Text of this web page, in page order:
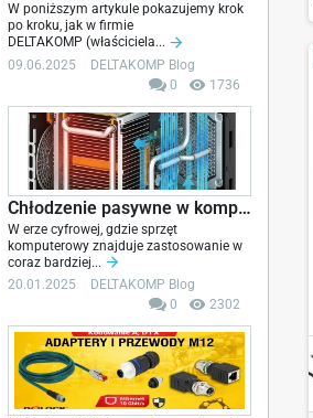
W poniższym artykule pokazujemy krok
po kroku, jak w firmie
DELTAKOMP (właściciela...
09.06.2025
DELTAKOMP Blog
1736
0
Chłodzenie pasywne w komputerach przemysłowych...
W erze cyfrowej, gdzie sprzęt
komputerowy znajduje zastosowanie w
coraz bardziej...
20.01.2025
DELTAKOMP Blog
2302
0